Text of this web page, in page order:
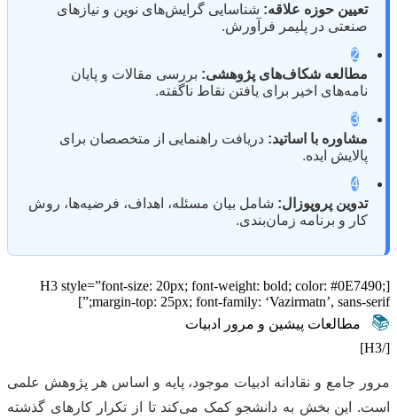
تعیین حوزه علاقه: شناسایی گرایش‌های نوین و نیازهای
صنعتی در پلیمر فرآورش.
2
مطالعه شکاف‌های پژوهشی: بررسی مقالات و پایان
نامه‌های اخیر برای یافتن نقاط ناگفته.
3
مشاوره با اساتید: دریافت راهنمایی از متخصصان برای
پالایش ایده.
4
تدوین پروپوزال: شامل بیان مسئله، اهداف، فرضیه‌ها، روش
کار و برنامه زمان‌بندی.
[H3 style=”font-size: 20px; font-weight: bold; color: #0E7490;
margin-top: 25px; font-family: ‘Vazirmatn’, sans-serif;”]
📚
مطالعات پیشین و مرور ادبیات
[/H3]
مرور جامع و نقادانه ادبیات موجود، پایه و اساس هر پژوهش علمی
است. این بخش به دانشجو کمک می‌کند تا از تکرار کارهای گذشته